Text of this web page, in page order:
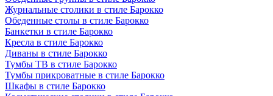
Журнальные столики в стиле Барокко
Обеденные столы в стиле Барокко
Банкетки в стиле Барокко
Кресла в стиле Барокко
Диваны в стиле Барокко
Тумбы ТВ в стиле Барокко
Тумбы прикроватные в стиле Барокко
Шкафы в стиле Барокко